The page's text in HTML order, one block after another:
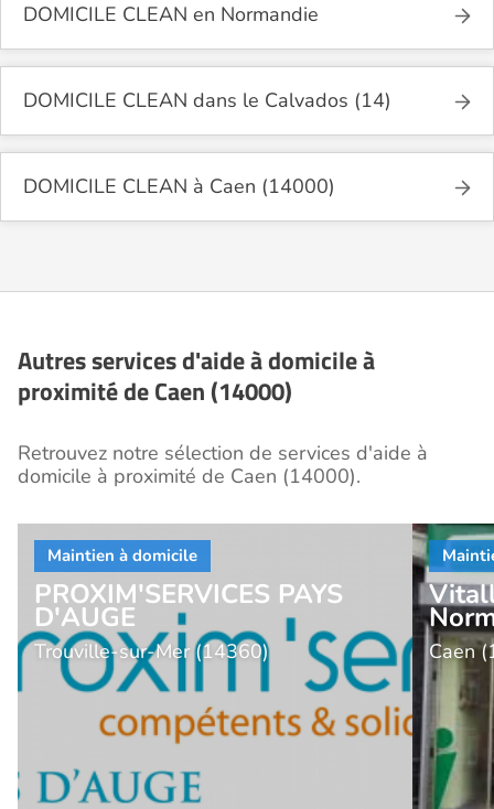
DOMICILE CLEAN en Normandie
DOMICILE CLEAN dans le Calvados (14)
DOMICILE CLEAN à Caen (14000)
Autres services d'aide à domicile à
proximité de Caen (14000)
Retrouvez notre sélection de services d'aide à
domicile à proximité de Caen (14000).
PROXIM'SERVICES PAYS
D'AUGE
Trouville-sur-Mer (14360) Caen